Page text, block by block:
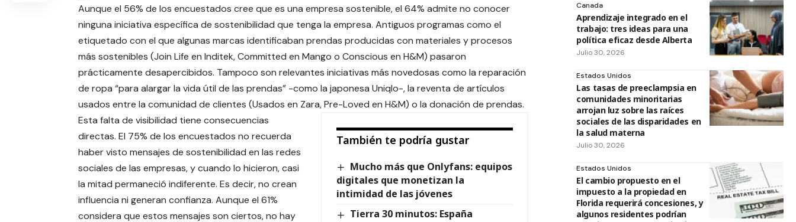
Aunque el 56% de los encuestados cree que es una empresa sostenible, el 64% admite no conocer
ninguna iniciativa específica de sostenibilidad que tenga la empresa. Antiguos programas como el
etiquetado con el que algunas marcas identificaban prendas producidas con materiales y procesos
más sostenibles (Join Life en Inditek, Committed en Mango o Conscious en H&M) pasaron
prácticamente desapercibidos. Tampoco son relevantes iniciativas más novedosas como la reparación
de ropa “para alargar la vida útil de las prendas” -como la japonesa Uniqlo-, la reventa de artículos
usados ​​entre la comunidad de clientes (Usados ​​en Zara, Pre-Loved en H&M) o la donación de prendas.
También te podría gustar
Mucho más que Onlyfans: equipos
digitales que monetizan la
intimidad de las jóvenes
Tierra 30 minutos: España
Esta falta de visibilidad tiene consecuencias
directas. El 75% de los encuestados no recuerda
haber visto mensajes de sostenibilidad en las redes
sociales de las empresas, y cuando lo hicieron, casi
la mitad permaneció indiferente. Es decir, no crean
influencia ni generan confianza. Aunque el 61%
considera que estos mensajes son ciertos, no hay
Canada
Aprendizaje integrado en el
trabajo: tres ideas para una
política eficaz desde Alberta
Julio 30, 2026
Estados Unidos
Las tasas de preeclampsia en
comunidades minoritarias
arrojan luz sobre las raíces
sociales de las disparidades en
la salud materna
Julio 30, 2026
Estados Unidos
El cambio propuesto en el
impuesto a la propiedad en
Florida requerirá concesiones, y
algunos residentes podrían